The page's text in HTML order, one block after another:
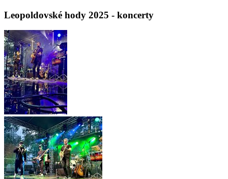
Leopoldovské hody 2025 - koncerty